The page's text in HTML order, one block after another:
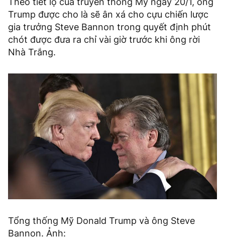
Trump được cho là sẽ ân xá cho cựu chiến lược
gia trưởng Steve Bannon trong quyết định phút
chót được đưa ra chỉ vài giờ trước khi ông rời
Nhà Trắng.
Tổng thống Mỹ Donald Trump và ông Steve
Bannon. Ảnh: